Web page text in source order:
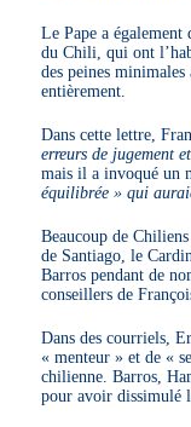
Le Pape a également
du Chili, qui ont
des peines
entièrement.
Dans cette lettre,
erreurs de jugement
mais il a invoqué un
équilibrée » qui
Beaucoup de
de Santiago, le
Barros pendant de
conseillers de
Dans des courriels,
« menteur » et de «
chilienne. Barros,
pour avoir dissimulé